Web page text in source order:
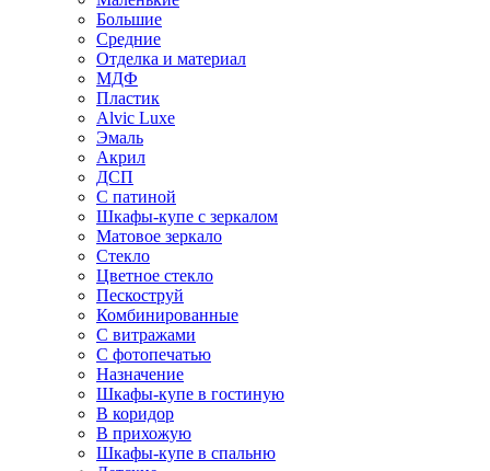
Большие
Средние
Отделка и материал
МДФ
Пластик
Alvic Luxe
Эмаль
Акрил
ДСП
С патиной
Шкафы-купе с зеркалом
Матовое зеркало
Стекло
Цветное стекло
Пескоструй
Комбинированные
С витражами
С фотопечатью
Назначение
Шкафы-купе в гостиную
В коридор
В прихожую
Шкафы-купе в спальню